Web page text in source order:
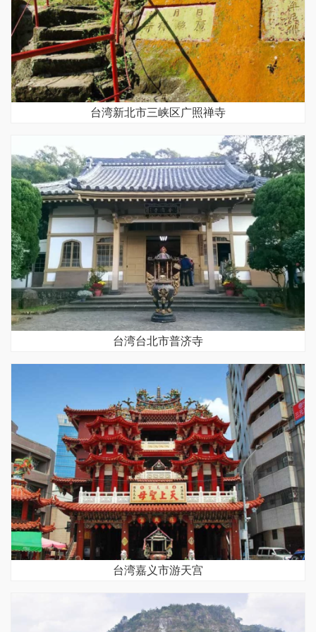
台湾新北市三峡区广照禅寺
台湾台北市普济寺
台湾嘉义市游天宫